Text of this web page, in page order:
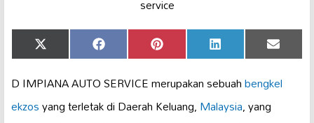
Share
on
X
(Twitter)
Share
on
Facebook Share
on
Pinterest Share
on
LinkedIn Share
on
Email
D IMPIANA AUTO SERVICE merupakan sebuahbengkel
ekzosyang terletak di Daerah Keluang,Malaysia, yang